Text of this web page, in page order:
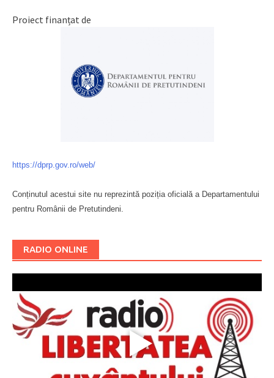
Proiect finanțat de
https://dprp.gov.ro/web/
Conținutul acestui site nu reprezintă poziția oficială a Departamentului
pentru Românii de Pretutindeni.
RADIO ONLINE